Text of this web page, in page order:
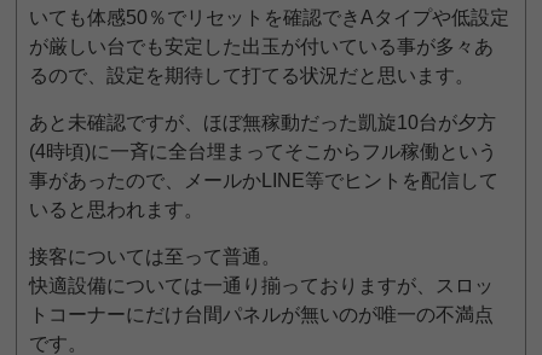
いても体感50％でリセットを確認できAタイプや低設定
が厳しい台でも安定した出玉が付いている事が多々あ
るので、設定を期待して打てる状況だと思います。
あと未確認ですが、ほぼ無稼動だった凱旋10台が夕方
(4時頃)に一斉に全台埋まってそこからフル稼働という
事があったので、メールかLINE等でヒントを配信して
いると思われます。
接客については至って普通。
快適設備については一通り揃っておりますが、スロッ
トコーナーにだけ台間パネルが無いのが唯一の不満点
です。